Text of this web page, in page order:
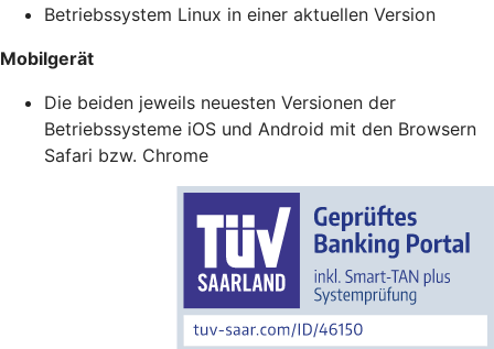
Betriebssystem Linux in einer aktuellen Version
Mobilgerät
Die beiden jeweils neuesten Versionen der
Betriebssysteme iOS und Android mit den Browsern
Safari bzw. Chrome